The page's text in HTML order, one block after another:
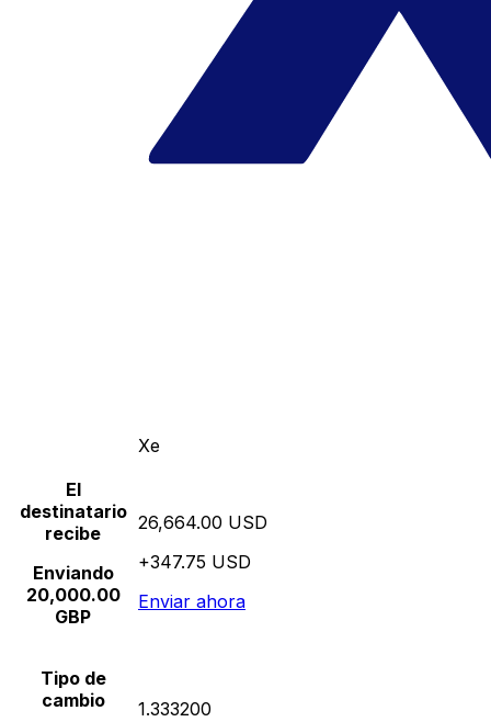
Xe
El
destinatario
recibe
Enviando
20,000.00
GBP
26,664.00 USD
+347.75 USD
Enviar ahora
Tipo de
cambio
1.333200